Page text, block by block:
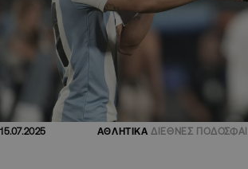
15.07.2025 ΑΘΛΗΤΙΚΑ ΔΙΕΘΝΕΣ